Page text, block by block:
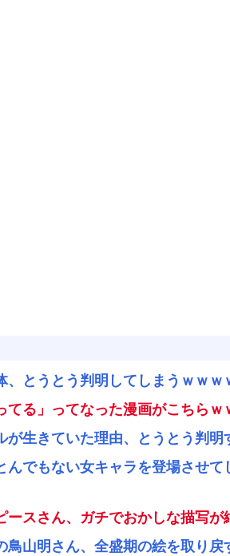
、とうとう判明してしまうｗｗｗ
てる」ってなった漫画がこちらｗ
が生きていた理由、とうとう判明
んでもない女キャラを登場させて
ースさん、ガチでおかしな描写
鳥山明さん、全盛期の絵を取り戻